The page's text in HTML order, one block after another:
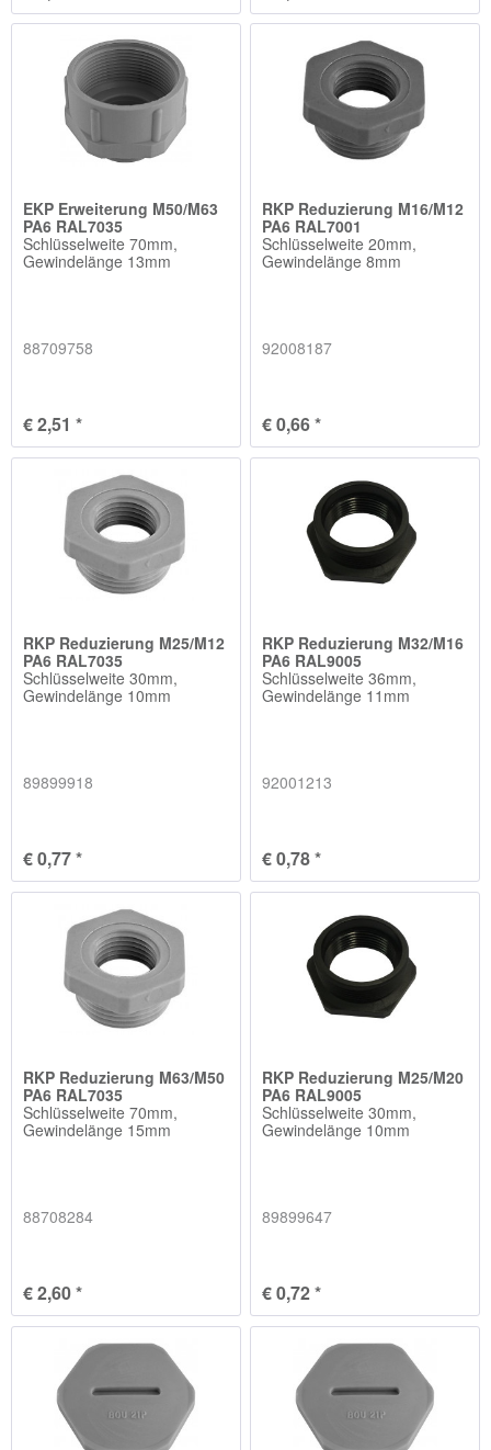
EKP Erweiterung M50/M63
PA6 RAL7035
Schlüsselweite 70mm,
Gewindelänge 13mm
88709758
€ 2,51 *
RKP Reduzierung M16/M12
PA6 RAL7001
Schlüsselweite 20mm,
Gewindelänge 8mm
92008187
€ 0,66 *
RKP Reduzierung M25/M12
PA6 RAL7035
Schlüsselweite 30mm,
Gewindelänge 10mm
89899918
€ 0,77 *
RKP Reduzierung M32/M16
PA6 RAL9005
Schlüsselweite 36mm,
Gewindelänge 11mm
92001213
€ 0,78 *
RKP Reduzierung M63/M50
PA6 RAL7035
Schlüsselweite 70mm,
Gewindelänge 15mm
88708284
€ 2,60 *
RKP Reduzierung M25/M20
PA6 RAL9005
Schlüsselweite 30mm,
Gewindelänge 10mm
89899647
€ 0,72 *